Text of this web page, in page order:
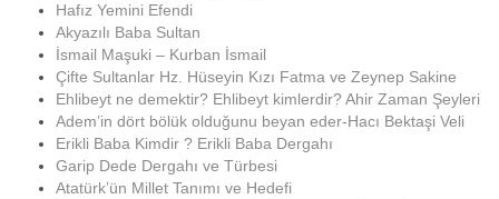
Hafız Yemini Efendi
Akyazılı Baba Sultan
İsmail Maşuki – Kurban İsmail
Çifte Sultanlar Hz. Hüseyin Kızı Fatma ve Zeynep Sakine
Ehlibeyt ne demektir? Ehlibeyt kimlerdir? Ahir Zaman Şeyleri
Adem’in dört bölük olduğunu beyan eder-Hacı Bektaşi Veli
Erikli Baba Kimdir ? Erikli Baba Dergahı
Garip Dede Dergahı ve Türbesi
Atatürk’ün Millet Tanımı ve Hedefi